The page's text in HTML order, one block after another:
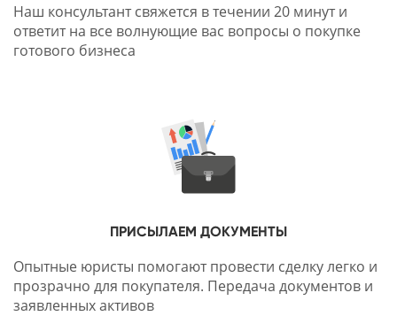
Наш консультант свяжется в течении 20 минут и
ответит на все волнующие вас вопросы о покупке
готового бизнеса
ПРИСЫЛАЕМ ДОКУМЕНТЫ
Опытные юристы помогают провести сделку легко и
прозрачно для покупателя. Передача документов и
заявленных активов